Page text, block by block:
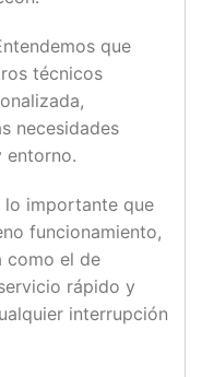
que
técnicos
necesidades
entorno.
lo importante que
funcionamiento,
como el de
rápido y
interrupción